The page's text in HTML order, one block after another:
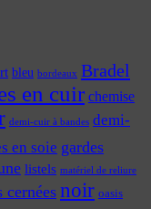
bleu bordeaux Bradel
en cuir chemise
demi-cuir à bandes demi-
en soie gardes
listels matériel de reliure
cernées noir oasis